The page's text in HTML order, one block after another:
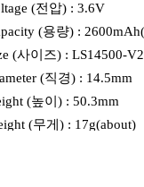
(전압) : 3.6V
(용량) :
(사이즈) : LS14500-
(직경) : 14.5mm
(높이) : 50.3mm
(무게) : 17g(about)